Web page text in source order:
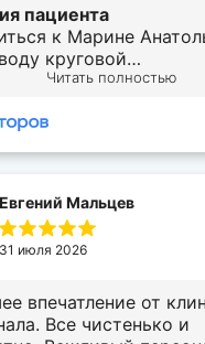
пациента
к Марине
круговой
мне
очень подробно
день сначала был
осмотр и допуск
затем сама
уходит все
Читать полностью
Евгений Мальцев
31 июля 2026
впечатление от
Все чистенько и